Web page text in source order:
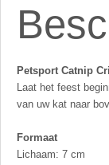
Petsport Catnip
Laat het feest
van uw kat naar
Formaat
Lichaam: 7 cm